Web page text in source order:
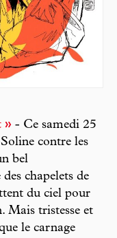
» - Ce samedi 25
contre les
bel
chapelets de
du ciel pour
Mais tristesse et
le carnage